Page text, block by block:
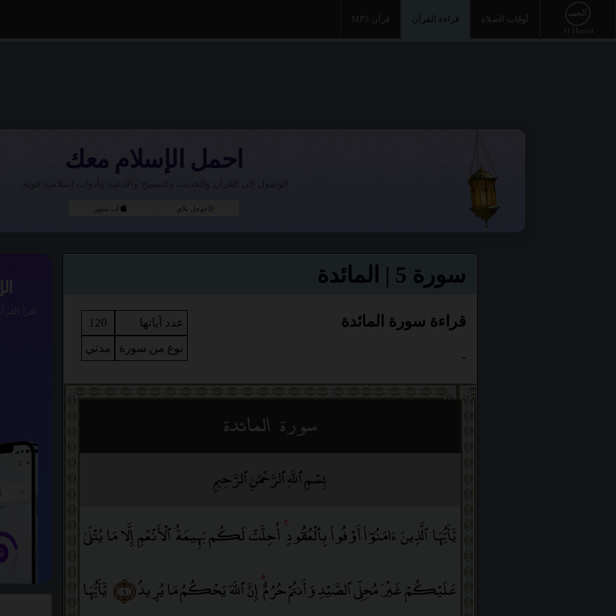
أوقات الصلاة قراءة القرآن قرآن MP3
احمل الإسلام معك
الوصول إلى القرآن والحديث والتسبيح والأدعية وأدوات إسلامية قوية.
جوجل بلاي آب ستور
سورة 5 | المائدة
عدد آياتها
120
نوع من سورة
مدني
قراءة سورة المائدة
-
سورة المائدة
بِسْمِ ٱللَّهِ ٱلرَّحْمَٰنِ ٱلرَّحِيمِ
يَٰٓأَيُّهَا ٱلَّذِينَ ءَامَنُوٓا۟ أَوْفُوا۟ بِٱلْعُقُودِ أُحِلَّتْ لَكُم بَهِيمَةُ ٱلْأَنْعَٰمِ إِلَّا مَا يُتْلَىٰ
عَلَيْكُمْ غَيْرَ مُحِلِّى ٱلصَّيْدِ وَأَنتُمْ حُرُمٌ إِنَّ ٱللَّهَ يَحْكُمُ مَا يُرِيدُ﴿١﴾ يَٰٓأَيُّهَا
اقرأ